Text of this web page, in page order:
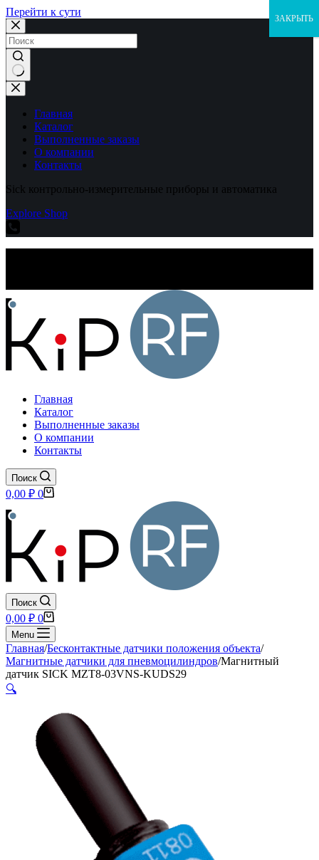
Перейти к сути
Ничего
не
найденоГлавная
Каталог
Выполненные заказы
О компании
Контакты
Sick контрольно-измерительные приборы и автоматика
Explore Shop
Главная
Каталог
Выполненные заказы
О компании
Контакты
Поиск
Корзина
0,00 ₽ 0
Поиск
Корзина
0,00 ₽ 0
Menu
Главная/Бесконтактные датчики положения объекта/
Магнитные датчики для пневмоцилиндров/Магнитный
датчик SICK MZT8-03VNS-KUDS29
🔍
ЗАКРЫТЬ